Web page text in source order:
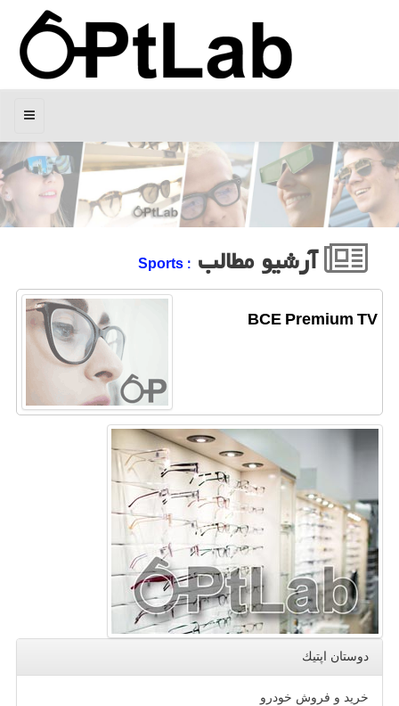
منو
آرشیو مطالب : Sports
BCE Premium TV
دوستان اپتیك
خرید و فروش خودرو